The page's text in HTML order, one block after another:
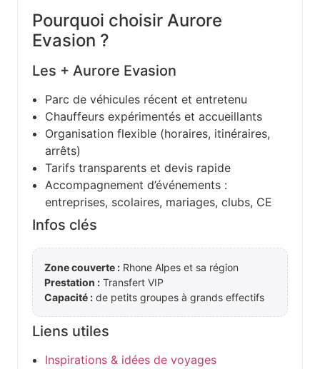
Pourquoi choisir Aurore
Evasion ?
Les + Aurore Evasion
Parc de véhicules récent et entretenu
Chauffeurs expérimentés et accueillants
Organisation flexible (horaires, itinéraires,
arrêts)
Tarifs transparents et devis rapide
Accompagnement d’événements :
entreprises, scolaires, mariages, clubs, CE
Infos clés
Zone couverte : Rhone Alpes et sa région
Prestation : Transfert VIP
Capacité : de petits groupes à grands effectifs
Liens utiles
Inspirations & idées de voyages